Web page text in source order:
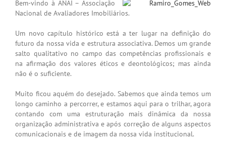
Bem-vindo à ANAI – Associação
Nacional de Avaliadores Imobiliários.
Um novo capítulo histórico está a ter lugar na definição do
futuro da nossa vida e estrutura associativa. Demos um grande
salto qualitativo no campo das competências profissionais e
na afirmação dos valores éticos e deontológicos; mas ainda
não é o suficiente.
Muito ficou aquém do desejado. Sabemos que ainda temos um
longo caminho a percorrer, e estamos aqui para o trilhar, agora
contando com uma estruturação mais dinâmica da nossa
organização administrativa e após correção de alguns aspectos
comunicacionais e de imagem da nossa vida institucional.